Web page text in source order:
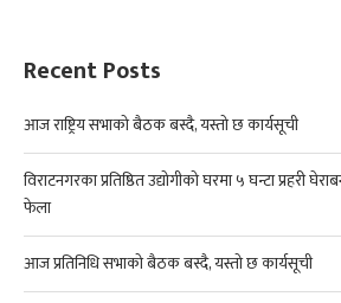
Recent Posts
आज राष्ट्रिय सभाको बैठक बस्दै, यस्तो छ कार्यसूची
विराटनगरका प्रतिष्ठित उद्योगीको घरमा ५ घन्टा प्रहरी
फेला
आज प्रतिनिधि सभाको बैठक बस्दै, यस्तो छ कार्यसूची